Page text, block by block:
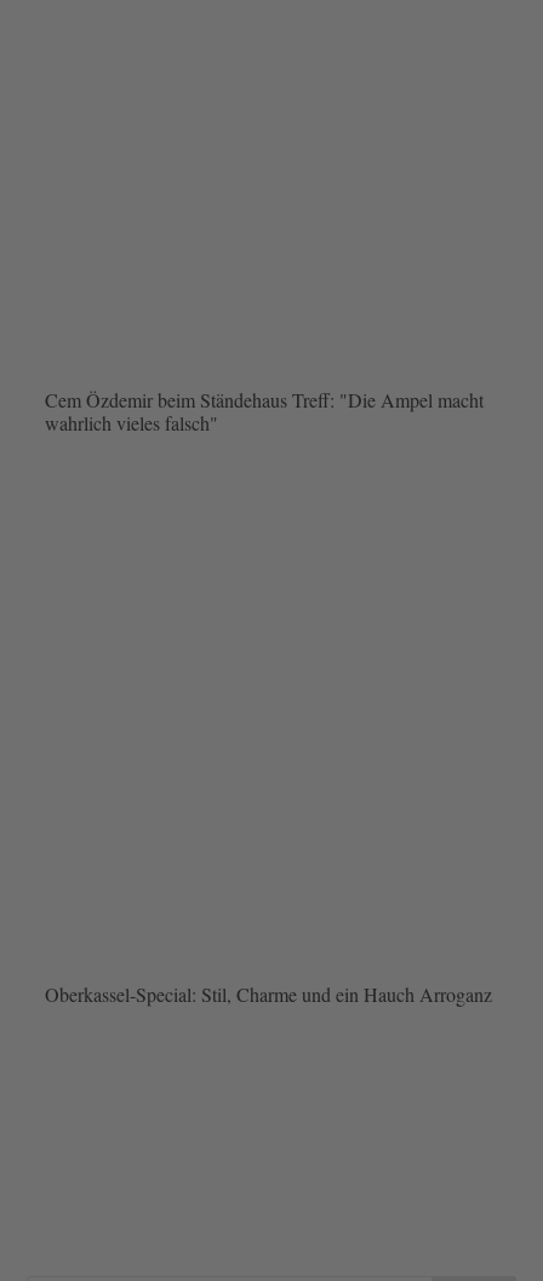
Cem Özdemir beim Ständehaus Treff: "Die Ampel macht
wahrlich vieles falsch"
Oberkassel-Special: Stil, Charme und ein Hauch Arroganz